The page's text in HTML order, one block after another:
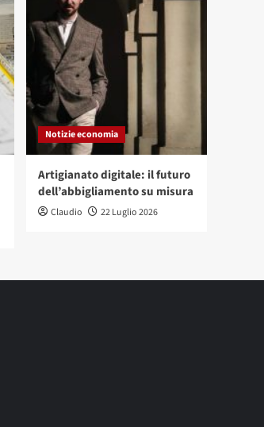
Notizie economia
Artigianato digitale: il futuro
dell’abbigliamento su misura
Claudio 22 Luglio 2026